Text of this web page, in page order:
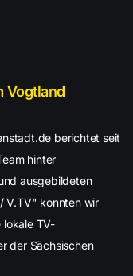
Vogtland
berichtet seit
hinter
ausgebildeten
V.TV" konnten wir
lokale TV-
der Sächsischen